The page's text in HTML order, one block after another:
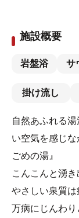
施設概要
岩盤浴 サ
掛け流し
自然あふれる
い空気を感じ
ごめの湯』
こんこんと湧
やさしい泉質
万病にじんわり